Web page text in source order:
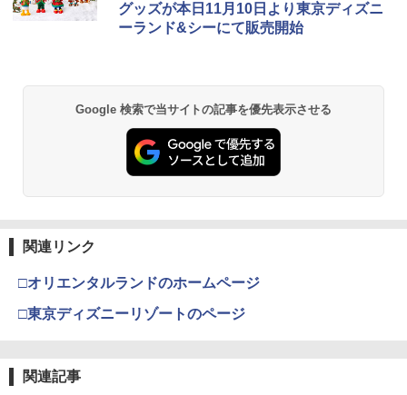
グッズが本日11月10日より東京ディズニ
ーランド&シーにて販売開始
Google 検索で当サイトの記事を優先表示させる
関連リンク
□オリエンタルランドのホームページ
□東京ディズニーリゾートのページ
関連記事